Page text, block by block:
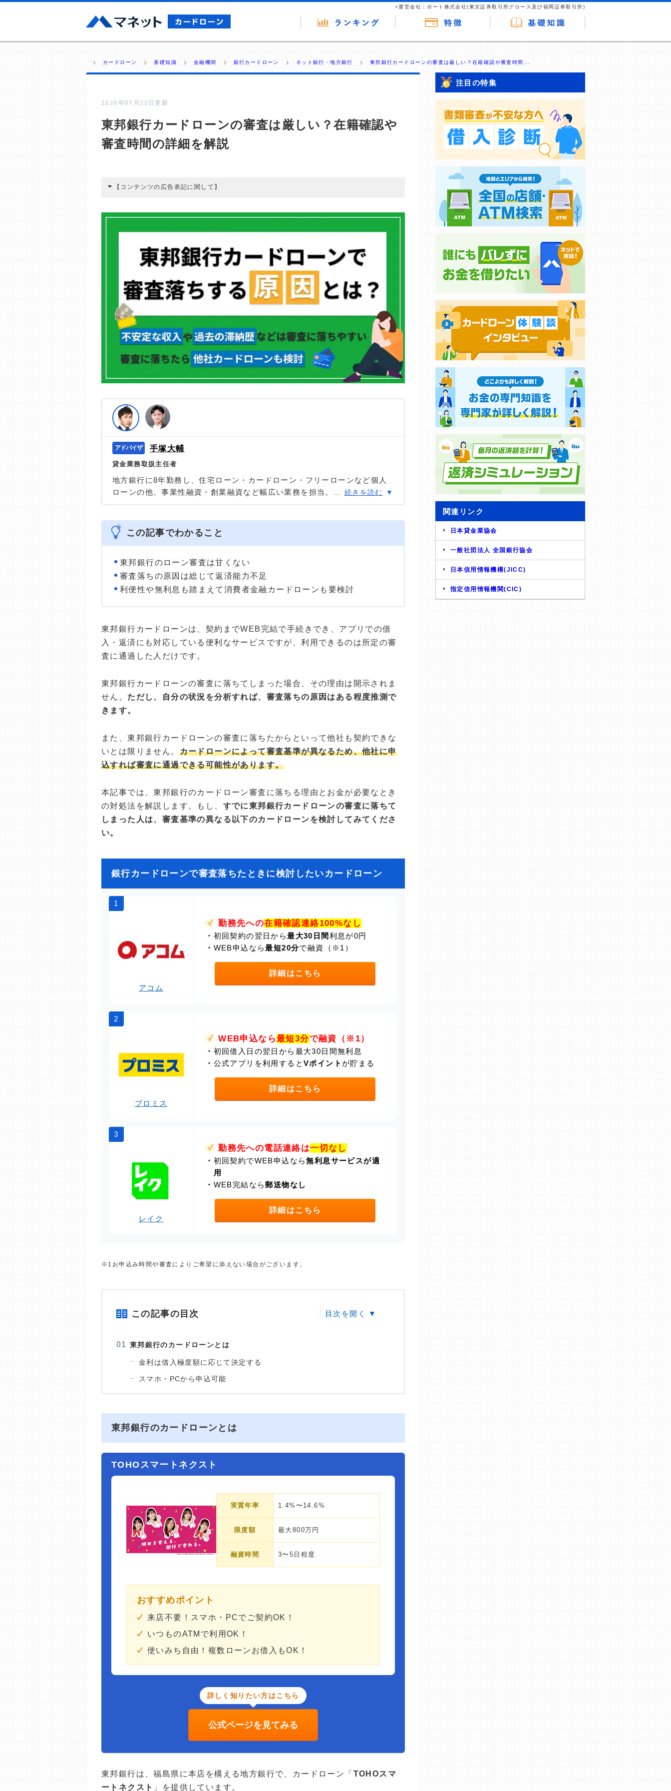
>運営会社：ポート株式会社(東京証券取引所グロース及び福岡証券取引所)
カードローン 基礎知識 金融機関 銀行カードローン ネット銀行・地方銀行 東邦銀行カードローンの審査は厳しい？在籍確認や審査時間...
2026年07月22日更新
東邦銀行カードローンの審査は厳しい？在籍確認や
審査時間の詳細を解説
【コンテンツの広告表記に関して】
酬が支払われるという収益モデルです。 ただし、特定の商品を根拠なくPRするものではなく、当
す。
手塚大輔
貸金業務取扱主任者
地方銀行に8年勤務し、住宅ローン・カードローン・フリーローンなど個人
ローンの他、事業性融資・創業融資など幅広い業務を担当。貸金業務取扱主
＞＞公式ページ
… 続きを読む
この記事でわかること
東邦銀行のローン審査は甘くない
審査落ちの原因は総じて返済能力不足
利便性や無利息も踏まえて消費者金融カードローンも要検討
東邦銀行カードローンは、契約までWEB完結で手続きでき、アプリでの借
入・返済にも対応している便利なサービスですが、利用できるのは所定の審
査に通過した人だけです。
東邦銀行カードローンの審査に落ちてしまった場合、その理由は開示されま
せん。 ただし、自分の状況を分析すれば、審査落ちの原因はある程度推測で
きます。
また、東邦銀行カードローンの審査に落ちたからといって他社も契約できな
いとは限りません。 カードローンによって審査基準が異なるため、他社に申
込すれば審査に通過できる可能性があります。
本記事では、東邦銀行のカードローン審査に落ちる理由とお金が必要なとき
の対処法を解説します。もし、 すでに東邦銀行カードローンの審査に落ちて
しまった人は、審査基準の異なる以下のカードローンを検討してみてくださ
い。
銀行カードローンで審査落ちたときに検討したいカードローン
1
アコム
勤務先への在籍確認連絡100%なし
・ 初回契約の翌日から最大30日間 利息が0円
・ WEB申込なら最短20分で融資（※1）
詳細はこちら
2
プロミス
WEB申込なら最短3分で融資（※1）
・ 初回借入日の翌日から最大30日間無利息
・ 公式アプリを利用するとVポイント が貯まる
詳細はこちら
3
レイク
勤務先への電話連絡は一切なし
・ 初回契約でWEB申込なら無利息サービスが適
用
・ WEB完結なら郵送物なし
詳細はこちら
※1お申込み時間や審査によりご希望に添えない場合がございます。
この記事の目次
東邦銀行のカードローンとは
金利は借入極度額に応じて決定する
スマホ・PCから申込可能
東邦銀行のカードローンとは
TOHOスマートネクスト
実質年率 1.4%〜14.6%
限度額 最大800万円
融資時間 3〜5日程度
おすすめポイント
来店不要！スマホ・PCでご契約OK！
いつものATMで利用OK！
使いみち自由！複数ローンお借入もOK！
詳しく知りたい方はこちら
公式ページを見てみる
東邦銀行は、福島県に本店を構える地方銀行で、カードローン「 TOHOスマ
ートネクスト 」を提供しています。
注目の特集
関連リンク
日本貸金業協会
一般社団法人 全国銀行協会
日本信用情報機構(JICC)
指定信用情報機関(CIC)